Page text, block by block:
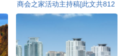
商会之家活动主持稿[此文共812
字]